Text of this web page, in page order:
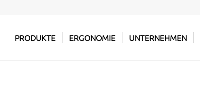
PRODUKTE ERGONOMIE UNTERNEHMEN